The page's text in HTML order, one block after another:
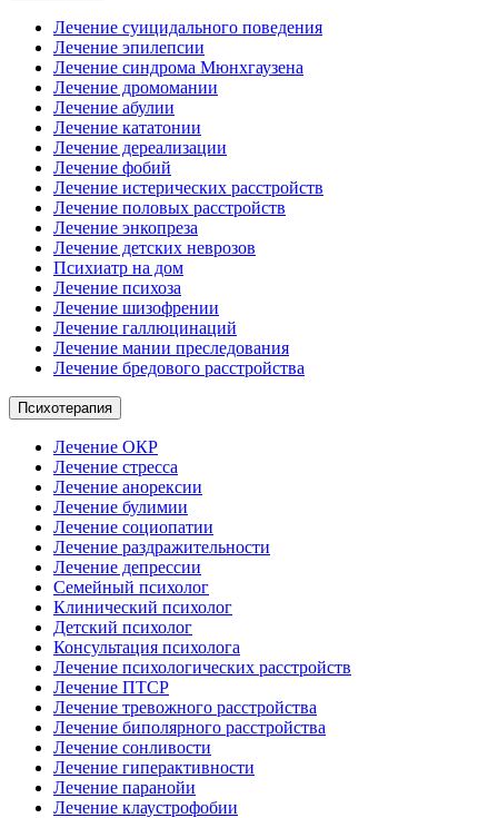
Лечение суицидального поведения
Лечение эпилепсии
Лечение синдрома Мюнхгаузена
Лечение дромомании
Лечение абулии
Лечение кататонии
Лечение дереализации
Лечение фобий
Лечение истерических расстройств
Лечение половых расстройств
Лечение энкопреза
Лечение детских неврозов
Психиатр на дом
Лечение психоза
Лечение шизофрении
Лечение галлюцинаций
Лечение мании преследования
Лечение бредового расстройства
Психотерапия
Лечение ОКР
Лечение стресса
Лечение анорексии
Лечение булимии
Лечение социопатии
Лечение раздражительности
Лечение депрессии
Семейный психолог
Клинический психолог
Детский психолог
Консультация психолога
Лечение психологических расстройств
Лечение ПТСР
Лечение тревожного расстройства
Лечение биполярного расстройства
Лечение сонливости
Лечение гиперактивности
Лечение паранойи
Лечение клаустрофобии